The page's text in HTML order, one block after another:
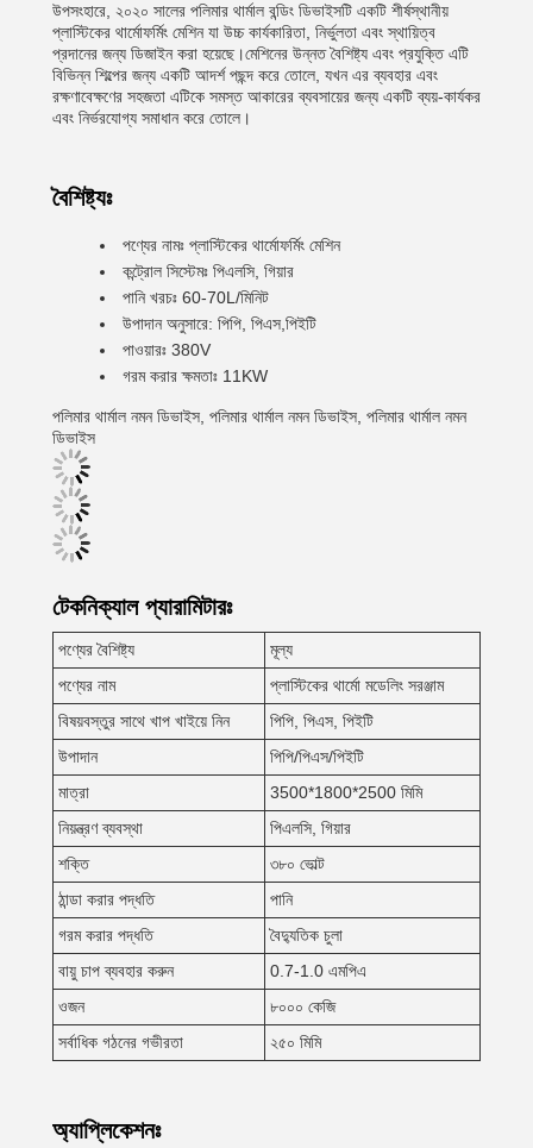
উপসংহারে, ২০২০ সালের পলিমার থার্মাল বন্ডিং ডিভাইসটি একটি শীর্ষস্থানীয়
প্লাস্টিকের থার্মোফর্মিং মেশিন যা উচ্চ কার্যকারিতা, নির্ভুলতা এবং স্থায়িত্ব
প্রদানের জন্য ডিজাইন করা হয়েছে।মেশিনের উন্নত বৈশিষ্ট্য এবং প্রযুক্তি এটি
বিভিন্ন শিল্পের জন্য একটি আদর্শ পছন্দ করে তোলে, যখন এর ব্যবহার এবং
রক্ষণাবেক্ষণের সহজতা এটিকে সমস্ত আকারের ব্যবসায়ের জন্য একটি ব্যয়-কার্যকর
এবং নির্ভরযোগ্য সমাধান করে তোলে।
বৈশিষ্ট্যঃ
পণ্যের নামঃ প্লাস্টিকের থার্মোফর্মিং মেশিন
কন্ট্রোল সিস্টেমঃ পিএলসি, গিয়ার
পানি খরচঃ 60-70L/মিনিট
উপাদান অনুসারে: পিপি, পিএস,পিইটি
পাওয়ারঃ 380V
গরম করার ক্ষমতাঃ 11KW
পলিমার থার্মাল নমন ডিভাইস, পলিমার থার্মাল নমন ডিভাইস, পলিমার থার্মাল নমন
ডিভাইস
টেকনিক্যাল প্যারামিটারঃ
পণ্যের বৈশিষ্ট্য
মূল্য
পণ্যের নাম
প্লাস্টিকের থার্মো মডেলিং সরঞ্জাম
বিষয়বস্তুর সাথে খাপ খাইয়ে নিন
পিপি, পিএস, পিইটি
উপাদান
পিপি/পিএস/পিইটি
মাত্রা
3500*1800*2500 মিমি
নিয়ন্ত্রণ ব্যবস্থা
পিএলসি, গিয়ার
শক্তি
৩৮০ ভোল্ট
ঠান্ডা করার পদ্ধতি
পানি
গরম করার পদ্ধতি
বৈদ্যুতিক চুলা
বায়ু চাপ ব্যবহার করুন
0.7-1.0 এমপিএ
ওজন
৮০০০ কেজি
সর্বাধিক গঠনের গভীরতা
২৫০ মিমি
অ্যাপ্লিকেশনঃ